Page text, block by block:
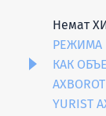
Немат
РЕЖИМА
КАК
YURIST